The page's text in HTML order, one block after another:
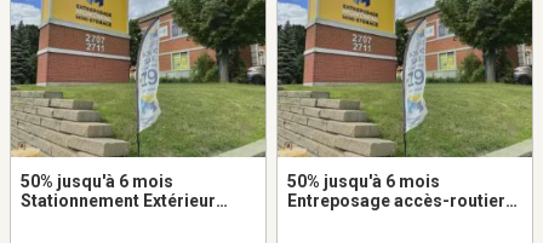
50% jusqu'à 6 mois
Stationnement Extérieur
50% jusqu'à 6 mois
Entreposage accès-routier